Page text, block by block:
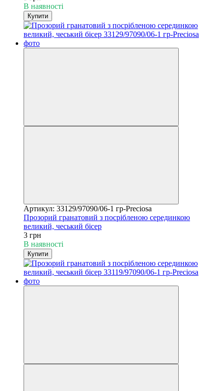
В наявності
Купити
Артикул: 33129/97090/06-1 гр-Preciosa
Прозорий гранатовий з посрібленою серединкою
великий, чеський бісер
3 грн
В наявності
Купити